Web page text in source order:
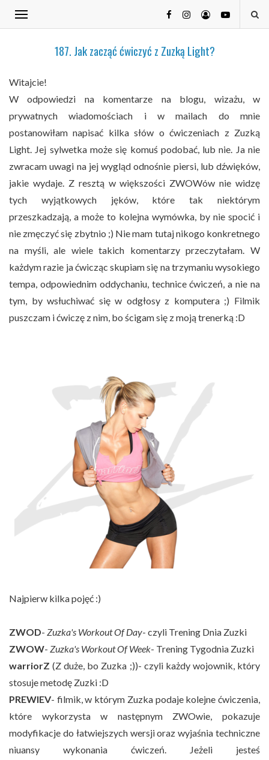
187. Jak zacząć ćwiczyć z Zuzką Light?
Witajcie!
W odpowiedzi na komentarze na blogu, wizażu, w
prywatnych wiadomościach i w mailach do mnie
postanowiłam napisać kilka słów o ćwiczeniach z Zuzką
Light. Jej sylwetka może się komuś podobać, lub nie. Ja nie
zwracam uwagi na jej wygląd odnośnie piersi, lub dźwięków,
jakie wydaje. Z resztą w większości ZWOWów nie widzę
tych wyjątkowych jęków, które tak niektórym
przeszkadzają, a może to kolejna wymówka, by nie spocić i
nie zmęczyć się zbytnio ;) Nie mam tutaj nikogo konkretnego
na myśli, ale wiele takich komentarzy przeczytałam. W
każdym razie ja ćwicząc skupiam się na trzymaniu wysokiego
tempa, odpowiednim oddychaniu, technice ćwiczeń, a nie na
tym, by wsłuchiwać się w odgłosy z komputera ;) Filmik
puszczam i ćwiczę z nim, bo ścigam się z moją trenerką :D
Najpierw kilka pojęć :)
ZWOD- Zuzka's Workout Of Day- czyli Trening Dnia Zuzki
ZWOW- Zuzka's Workout Of Week- Trening Tygodnia Zuzki
warriorZ (Z duże, bo Zuzka ;))- czyli każdy wojownik, który
stosuje metodę Zuzki :D
PREWIEV- filmik, w którym Zuzka podaje kolejne ćwiczenia,
które wykorzysta w następnym ZWOwie, pokazuje
modyfikacje do łatwiejszych wersji oraz wyjaśnia techniczne
niuansy wykonania ćwiczeń. Jeżeli jesteś